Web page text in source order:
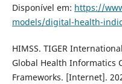
Disponível em: https://
models/digital-health-
HIMSS. TIGER
Global Health Informatics
Frameworks. [Internet].